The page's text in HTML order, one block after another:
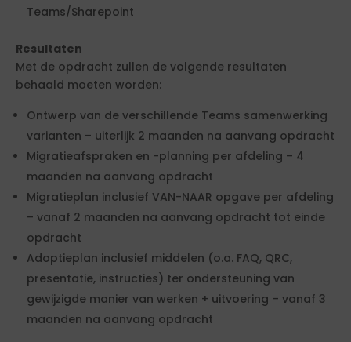
Teams/Sharepoint
Resultaten
Met de opdracht zullen de volgende resultaten
behaald moeten worden:
Ontwerp van de verschillende Teams samenwerking
varianten – uiterlijk 2 maanden na aanvang opdracht
Migratieafspraken en -planning per afdeling – 4
maanden na aanvang opdracht
Migratieplan inclusief VAN-NAAR opgave per afdeling
– vanaf 2 maanden na aanvang opdracht tot einde
opdracht
Adoptieplan inclusief middelen (o.a. FAQ, QRC,
presentatie, instructies) ter ondersteuning van
gewijzigde manier van werken + uitvoering – vanaf 3
maanden na aanvang opdracht